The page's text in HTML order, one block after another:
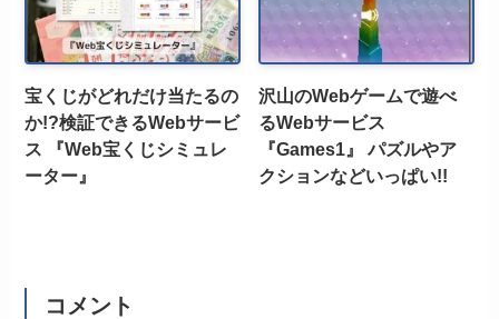
宝くじがどれだけ当たるの
か!?検証できるWebサービ
ス 『Web宝くじシミュレ
ーター』
沢山のWebゲームで遊べ
るWebサービス
『Games1』 パズルやア
クションなどいっぱい!!
コメント